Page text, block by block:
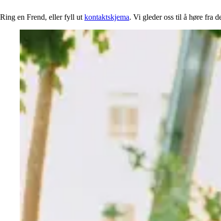
Ring en Frend, eller fyll ut kontaktskjema. Vi gleder oss til å høre fra